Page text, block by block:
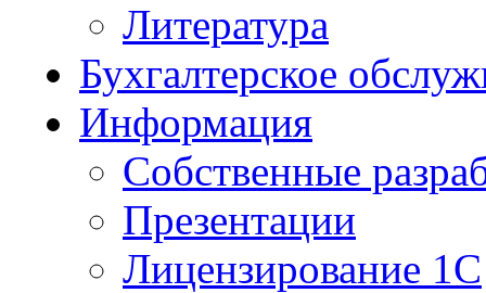
Литература
Бухгалтерское
Информация
Собственные
Презентации
Лицензирование 1С